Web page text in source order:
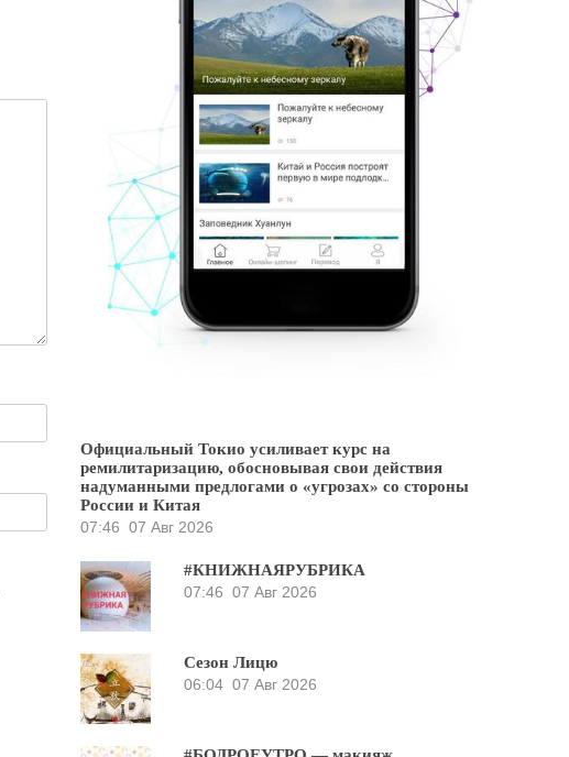
Официальный Токио усиливает курс на
ремилитаризацию, обосновывая свои действия
надуманными предлогами о «угрозах» со стороны
России и Китая
07:46 07 Авг 2026
#КНИЖНАЯРУБРИКА
07:46 07 Авг 2026
Сезон Лицю
06:04 07 Авг 2026